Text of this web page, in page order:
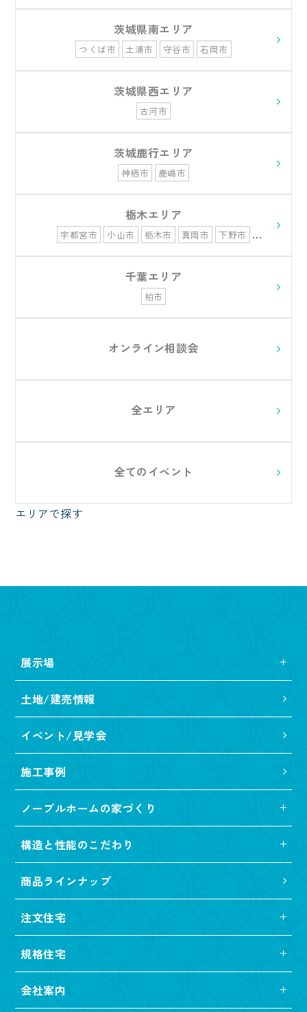
常陸太田市
常陸大宮市 北茨城市 高萩市
茨城県南エリア
つくば市 土浦市 守谷市 石岡市
茨城県西エリア
古河市
茨城鹿行エリア
神栖市 鹿嶋市
栃木エリア
宇都宮市 小山市 栃木市 真岡市
下野市
佐野市
さくら市
千葉エリア
柏市
オンライン相談会
全エリア
全てのイベント
エリアで探す
展示場
土地/建売情報
イベント/見学会
施工事例
ノーブルホームの家づくり
構造と性能のこだわり
商品ラインナップ
注文住宅
規格住宅
会社案内